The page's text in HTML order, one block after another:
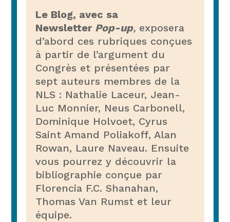
Le Blog, avec sa
Newsletter Pop-up,exposera
d’abord ces rubriques conçues
à partir de l’argument du
Congrès et présentées par
sept auteurs membres de la
NLS : Nathalie Laceur, Jean-
Luc Monnier, Neus Carbonell,
Dominique Holvoet, Cyrus
Saint Amand Poliakoff, Alan
Rowan, Laure Naveau. Ensuite
vous pourrez y découvrir la
bibliographie conçue par
Florencia F.C. Shanahan,
Thomas Van Rumst et leur
équipe.